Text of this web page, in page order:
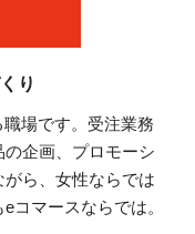
り
場です。受注業務
企画、プロモーシ
ら、女性ならでは
コマースならでは。